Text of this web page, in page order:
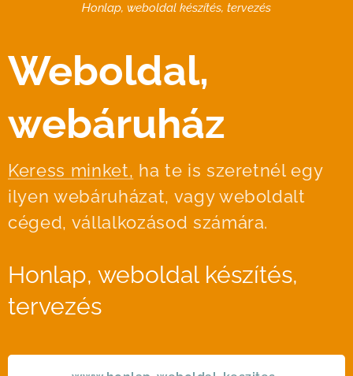
Honlap, weboldal készítés, tervezés
Weboldal,
webáruház
Keress minket, ha te is szeretnél egy
ilyen webáruházat, vagy weboldalt
céged, vállalkozásod számára.
Honlap, weboldal készítés,
tervezés